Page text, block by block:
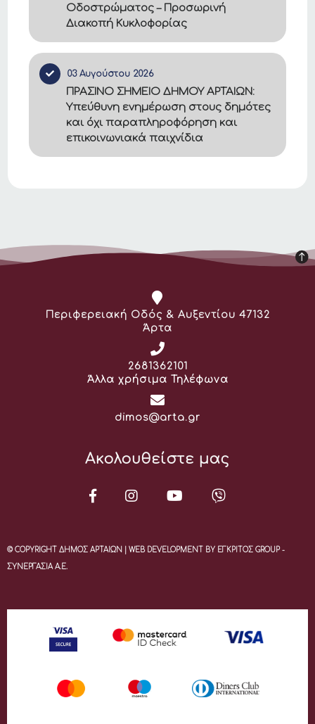
Οδοστρώματος – Προσωρινή
Διακοπή Κυκλοφορίας
03 Αυγούστου 2026
ΠΡΑΣΙΝΟ ΣΗΜΕΙΟ ΔΗΜΟΥ ΑΡΤΑΙΩΝ:
Υπεύθυνη ενημέρωση στους δημότες
και όχι παραπληροφόρηση και
επικοινωνιακά παιχνίδια
Διεύθυνση:
Περιφερειακή Οδός & Αυξεντίου 47132
Άρτα
Τηλέφωνο:
2681362101
Άλλα χρήσιμα Τηλέφωνα
Email:
dimos@arta.gr
Ακολουθείστε μας
© COPYRIGHT ΔΗΜΟΣ ΑΡΤΑΙΩΝ | WEB DEVELOPMENT BY ΕΓΚΡΙΤΟΣ GROUP -
ΣΥΝΕΡΓΑΣΙΑ Α.Ε.